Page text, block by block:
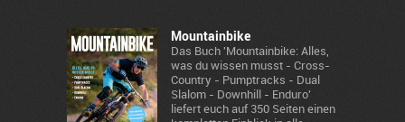
Mountainbike
Das Buch 'Mountainbike: Alles,
was du wissen musst - Cross-
Country - Pumptracks - Dual
Slalom - Downhill - Enduro'
liefert euch auf 350 Seiten einen